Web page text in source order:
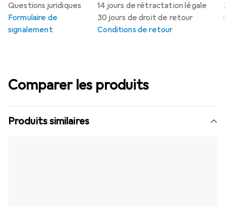
14 jours de rétractation légale
30 jours de droit de retour
Conditions de retour
Questions juridiques
Formulaire de
signalement
Comparer les produits
Produits similaires